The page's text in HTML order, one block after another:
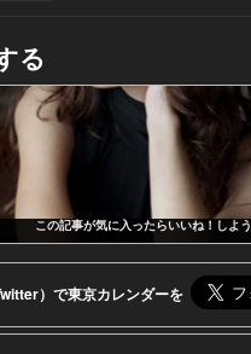
る
この記事が気に入ったらいいね！しよう
）で東京カレンダーを